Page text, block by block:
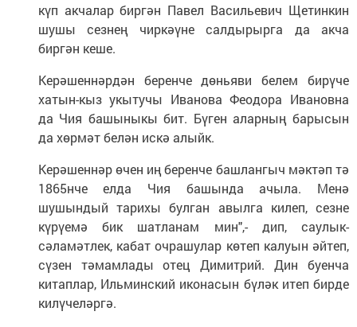
күп акчалар биргән Павел Васильевич Щетинкин
шушы сезнең чиркәүне салдырырга да акча
биргән кеше.
Керәшеннәрдән беренче дөньяви белем бирүче
хатын-кыз укытучы Иванова Феодора Ивановна
да Чия башыныкы бит. Бүген аларның барысын
да хөрмәт белән искә алыйк.
Керәшеннәр өчен иң беренче башлангыч мәктәп тә
1865нче елда Чия башында ачыла. Менә
шушындый тарихы булган авылга килеп, сезне
күрүемә бик шатланам мин",- дип, саулык-
сәламәтлек, кабат очрашулар көтеп калуын әйтеп,
сүзен тәмамлады отец Димитрий. Дин буенча
китаплар, Ильминский иконасын бүләк итеп бирде
килүчеләргә.